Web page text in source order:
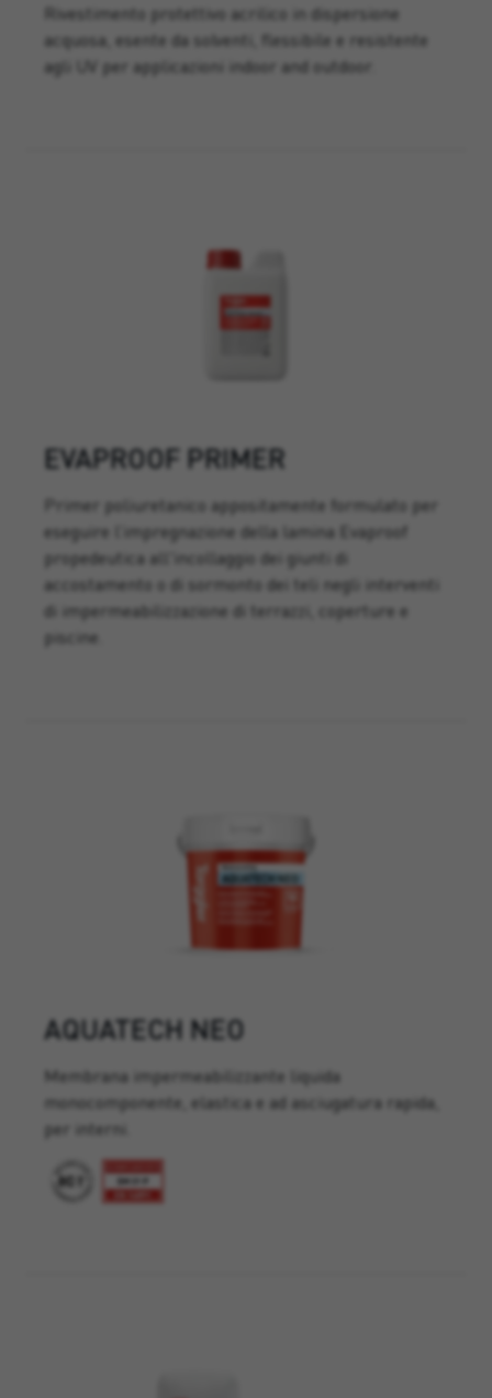
Rivestimento protettivo acrilico in dispersione
acquosa, esente da solventi, flessibile e resistente
agli UV per applicazioni indoor and outdoor.
EVAPROOF PRIMER
Primer poliuretanico appositamente formulato per
eseguire l’impregnazione della lamina Evaproof
propedeutica all'incollaggio dei giunti di
accostamento o di sormonto dei teli negli interventi
di impermeabilizzazione di terrazzi, coperture e
piscine.
AQUATECH NEO
Membrana impermeabilizzante liquida
monocomponente, elastica e ad asciugatura rapida,
per interni.